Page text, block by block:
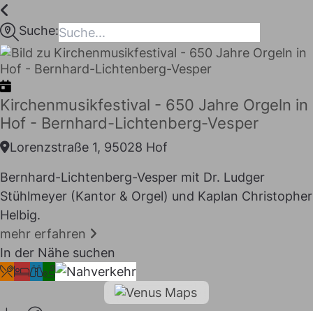
springen
maps
Suche:
Kirchenmusikfestival - 650 Jahre Orgeln in
Hof - Bernhard-Lichtenberg-Vesper
Lorenzstraße 1, 95028 Hof
Bernhard-Lichtenberg-Vesper mit Dr. Ludger
Stühlmeyer (Kantor & Orgel) und Kaplan Christopher
Helbig.
mehr erfahren
In der Nähe suchenI LIKE